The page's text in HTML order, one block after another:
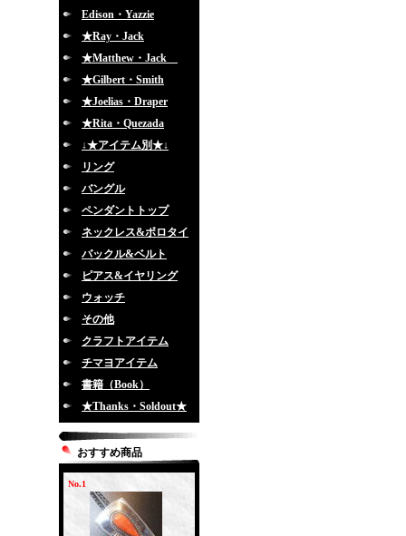
Edison・Yazzie
★Ray・Jack
★Matthew・Jack
★Gilbert・Smith
★Joelias・Draper
★Rita・Quezada
↓★アイテム別★↓
リング
バングル
ペンダントトップ
ネックレス&ボロタイ
バックル&ベルト
ピアス&イヤリング
ウォッチ
その他
クラフトアイテム
チマヨアイテム
書籍（Book）
★Thanks・Soldout★
おすすめ商品
No.1